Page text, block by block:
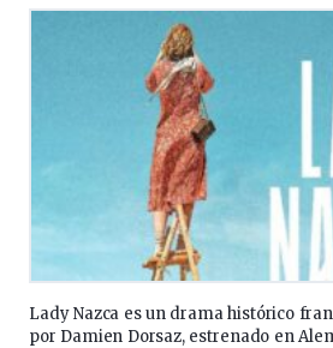
Lady Nazca es un drama histórico
por Damien Dorsaz, estrenado en